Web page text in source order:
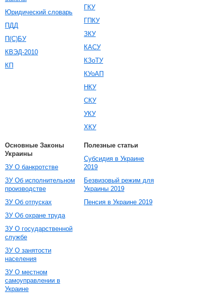
Юридический словарь
ПДД
П(С)БУ
КВЭД-2010
КП
ГКУ
ГПКУ
ЗКУ
КАСУ
КЗоТУ
КУоАП
НКУ
СКУ
УКУ
ХКУ
Основные Законы
Украины
ЗУ О банкротстве
ЗУ Об исполнительном
производстве
ЗУ Об отпусках
ЗУ Об охране труда
ЗУ О государственной
службе
ЗУ О занятости
населения
ЗУ О местном
самоуправлении в
Украине
Полезные статьи
Субсидия в Украине
2019
Безвизовый режим для
Украины 2019
Пенсия в Украине 2019